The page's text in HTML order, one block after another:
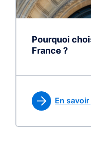
Pourquoi
France ?
En